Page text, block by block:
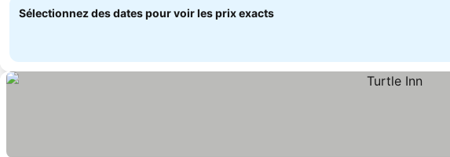
Sélectionnez des dates pour voir les prix exacts